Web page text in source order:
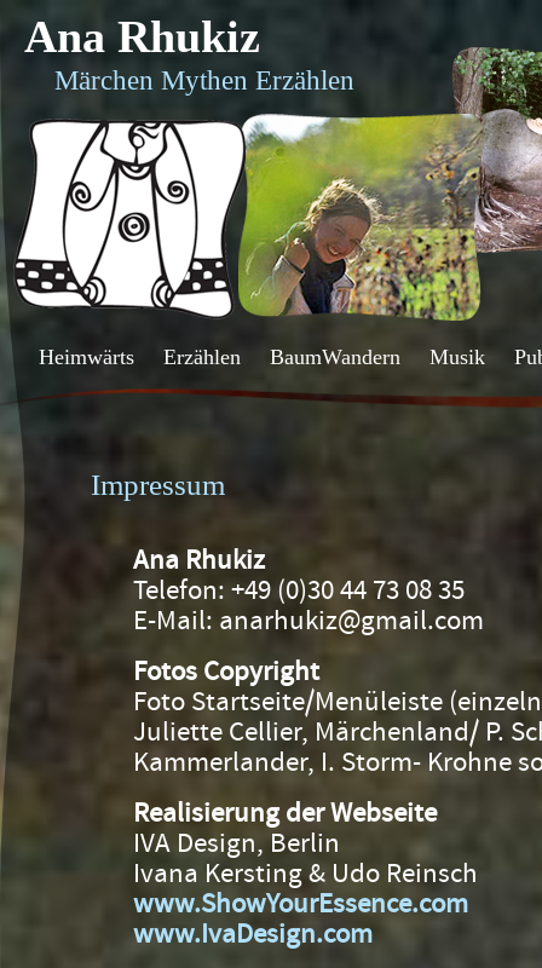
Ana Rhukiz
Märchen Mythen Erzählen
Heimwärts Erzählen BaumWandern Musik
Impressum
Ana Rhukiz
Telefon: +49 (0)30 44 73 08 35
E-Mail: anarhukiz@gmail.com
Fotos Copyright
Foto Startseite/Menüleiste
Juliette Cellier, Märchenland/ P.
Kammerlander, I. Storm- Krohne
Realisierung der Webseite
IVA Design, Berlin
Ivana Kersting & Udo Reinsch
www.ShowYourEssence.com
www.IvaDesign.com